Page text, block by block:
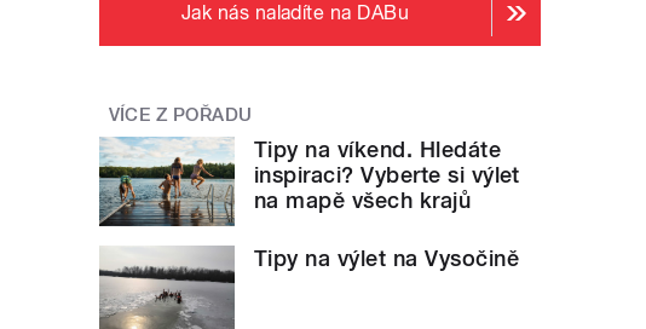
Jak nás naladíte na DABu
VÍCE Z POŘADU
Tipy na víkend. Hledáte
inspiraci? Vyberte si výlet
na mapě všech krajů
Tipy na výlet na Vysočině